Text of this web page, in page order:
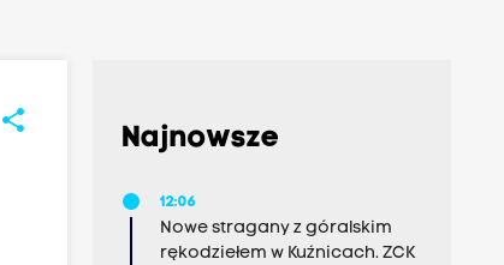
share
Najnowsze
12:06
Nowe stragany z góralskim
rękodziełem w Kuźnicach. ZCK